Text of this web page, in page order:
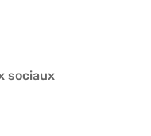
sociaux